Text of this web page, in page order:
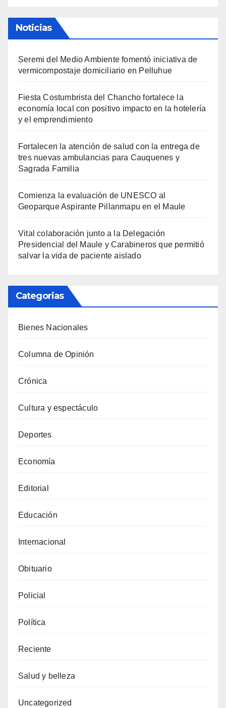
Noticias
Seremi del Medio Ambiente fomentó iniciativa de
vermicompostaje domiciliario en Pelluhue
Fiesta Costumbrista del Chancho fortalece la
economía local con positivo impacto en la hotelería
y el emprendimiento
Fortalecen la atención de salud con la entrega de
tres nuevas ambulancias para Cauquenes y
Sagrada Familia
Comienza la evaluación de UNESCO al
Geoparque Aspirante Pillanmapu en el Maule
Vital colaboración junto a la Delegación
Presidencial del Maule y Carabineros que permitió
salvar la vida de paciente aislado
Categorias
Bienes Nacionales
Columna de Opinión
Crónica
Cultura y espectáculo
Deportes
Economía
Editorial
Educación
Internacional
Obituario
Policial
Política
Reciente
Salud y belleza
Uncategorized